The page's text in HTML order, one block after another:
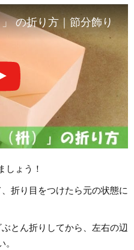
の折り方｜節分飾り
しょう！
折り目をつけたら元の状態に
とん折りしてから、左右の辺